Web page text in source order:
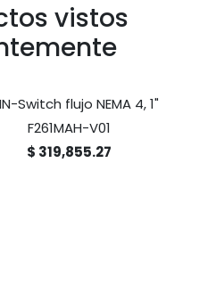
vistos
Switch flujo NEMA 4, 1"
F261MAH-V01
$ 319,855.27